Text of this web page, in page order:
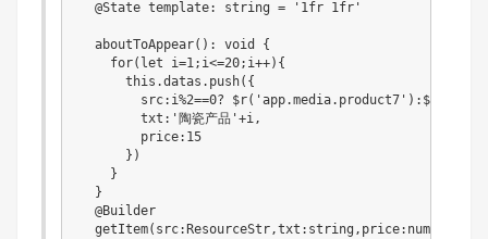
  @State template: string = '1fr 1fr'
  aboutToAppear(): void {
    for(let i=1;i<=20;i++){
      this.datas.push({
src:i%2==0?
        txt:'陶瓷产品'+i,
        price:15
      })
    }
  }
  @Builder
  getItem(src:ResourceStr,txt:string,price:number){